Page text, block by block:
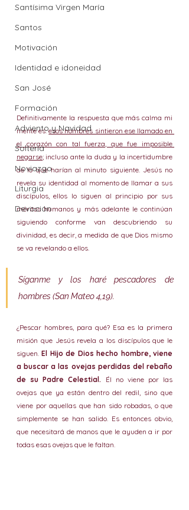
Santísima Virgen María
Santos
Motivación
Identidad e idoneidad
San José
Formación
Adviento y Navidad
Soltería
Noviazgo
Liturgia
Devoción
Definitivamente la respuesta que más calma mi
mente es: esos hombres sintieron ese llamado en
el corazón con tal fuerza, que fue imposible
negarse; incluso ante la duda y la incertidumbre
de lo que harían al minuto siguiente. Jesús no
revela su identidad al momento de llamar a sus
discípulos, ellos lo siguen al principio por sus
méritos humanos y más adelante le continúan
siguiendo conforme van descubriendo su
divinidad, es decir, a medida de que Dios mismo
se va revelando a ellos.
Síganme y los haré pescadores de
hombres (San Mateo 4,19).
¿Pescar hombres, para qué? Esa es la primera
misión que Jesús revela a los discípulos que le
siguen. El Hijo de Dios hecho hombre, viene
a buscar a las ovejas perdidas del rebaño
de su Padre Celestial. Él no viene por las
ovejas que ya están dentro del redil, sino que
viene por aquellas que han sido robadas, o que
simplemente se han salido. Es entonces obvio,
que necesitará de manos que le ayuden a ir por
todas esas ovejas que le faltan.